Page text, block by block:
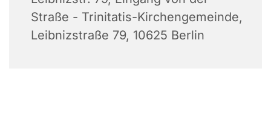
Straße - Trinitatis-Kirchengemeinde,
Leibnizstraße 79, 10625 Berlin